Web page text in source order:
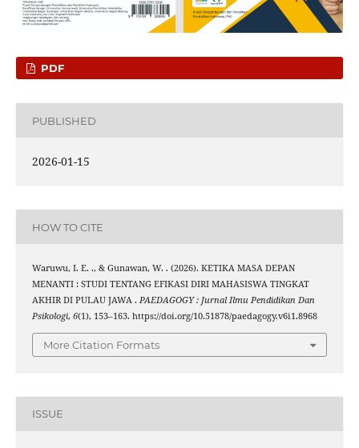
PDF
PUBLISHED
2026-01-15
HOW TO CITE
Waruwu, I. E. ., & Gunawan, W. . (2026). KETIKA MASA DEPAN
MENANTI : STUDI TENTANG EFIKASI DIRI MAHASISWA TINGKAT
AKHIR DI PULAU JAWA . PAEDAGOGY : Jurnal Ilmu Pendidikan Dan
Psikologi, 6(1), 153–163. https://doi.org/10.51878/paedagogy.v6i1.8968
More Citation Formats
ISSUE